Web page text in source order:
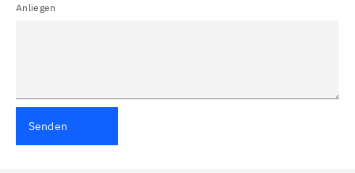
Anliegen
Senden